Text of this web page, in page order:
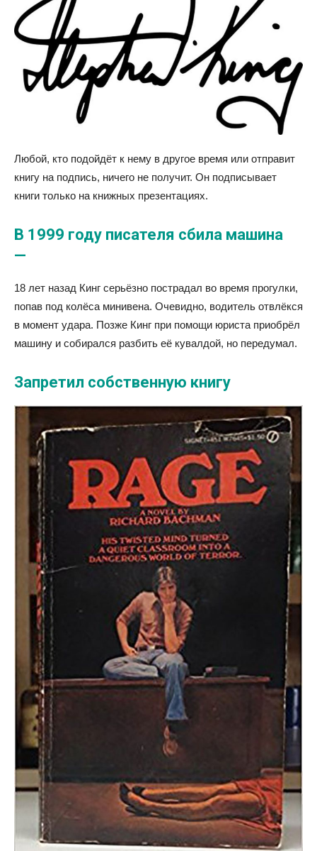
Любой, кто подойдёт к нему в другое время или отправит
книгу на подпись, ничего не получит. Он подписывает
книги только на книжных презентациях.
В 1999 году писателя сбила машина
—
18 лет назад Кинг серьёзно пострадал во время прогулки,
попав под колёса минивена. Очевидно, водитель отвлёкся
в момент удара. Позже Кинг при помощи юриста приобрёл
машину и собирался разбить её кувалдой, но передумал.
Запретил собственную книгу